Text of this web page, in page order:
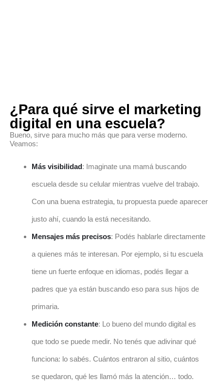
¿Para qué sirve el marketing
digital en una escuela?
Bueno, sirve para mucho más que para verse moderno.
Veamos:
Más visibilidad: Imaginate una mamá buscando
escuela desde su celular mientras vuelve del trabajo.
Con una buena estrategia, tu propuesta puede aparecer
justo ahí, cuando la está necesitando.
Mensajes más precisos: Podés hablarle directamente
a quienes más te interesan. Por ejemplo, si tu escuela
tiene un fuerte enfoque en idiomas, podés llegar a
padres que ya están buscando eso para sus hijos de
primaria.
Medición constante: Lo bueno del mundo digital es
que todo se puede medir. No tenés que adivinar qué
funciona: lo sabés. Cuántos entraron al sitio, cuántos
se quedaron, qué les llamó más la atención… todo.